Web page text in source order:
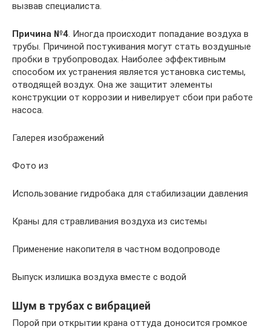
вызвав специалиста.
Причина №4. Иногда происходит попадание воздуха в
трубы. Причиной постукивания могут стать воздушные
пробки в трубопроводах. Наиболее эффективным
способом их устранения является установка системы,
отводящей воздух. Она же защитит элементы
конструкции от коррозии и нивелирует сбои при работе
насоса.
Галерея изображений
Фото из
Использование гидробака для стабилизации давления
Краны для стравливания воздуха из системы
Применение накопителя в частном водопроводе
Выпуск излишка воздуха вместе с водой
Шум в трубах с вибрацией
Порой при открытии крана оттуда доносится громкое